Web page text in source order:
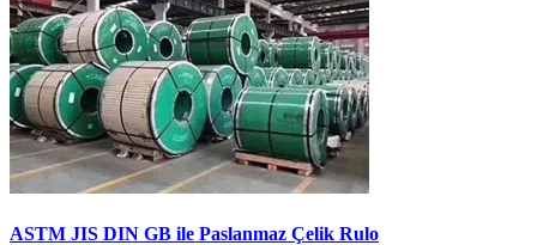
ASTM JIS DIN GB ile Paslanmaz Çelik Rulo